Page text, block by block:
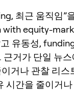
최근 움직임”
equity-
유동성,
거가 단일 뉴
거나 관찰 리스
시간을 줄이거